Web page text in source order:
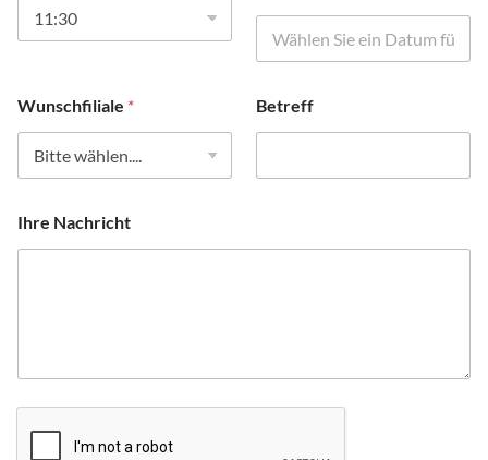
Wunschfiliale * Betreff
Ihre Nachricht